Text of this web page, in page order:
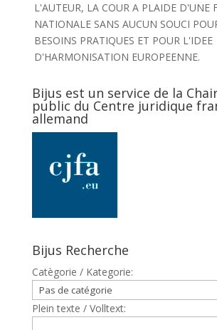
L'AUTEUR, LA COUR A PLAIDE D'UNE
NATIONALE SANS AUCUN SOUCI
BESOINS PRATIQUES ET POUR L'IDEE
D'HARMONISATION EUROPEENNE.
Bijus est un service de la
public du Centre juridique
allemand
Bijus Recherche
Catègorie / Kategorie:
Plein texte / Volltext: